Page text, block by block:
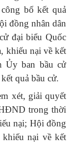
bố kết quả
đồng nhân dân
đại biểu Quốc
khiếu nại về kết
Ủy ban bầu cử
quả bầu cử.
xét, giải quyết
trong thời
nại; Hội đồng
nại về kết